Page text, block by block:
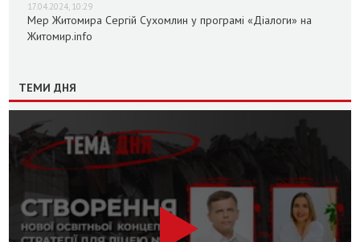
17.04.2024, 10:29
Мер Житомира Сергій Сухомлин у програмі «Діалоги» на
Житомир.info
ТЕМИ ДНЯ